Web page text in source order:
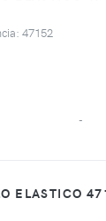
47152
-
ELASTICO